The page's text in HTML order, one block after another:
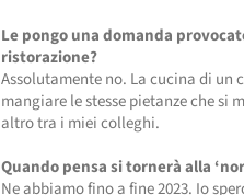
Le pongo una domanda
ristorazione?
Assolutamente no. La cucina di un
mangiare le stesse pietanze che si
altro tra i miei colleghi.
Quando pensa si tornerà alla
Ne abbiamo fino a fine 2023. Io